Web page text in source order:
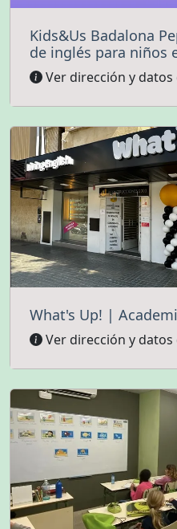
Kids&Us Badalona
de inglés para niños
Ver dirección y
What's Up! |
Ver dirección y